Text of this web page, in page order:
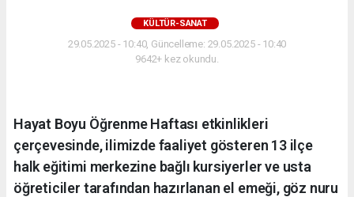
KÜLTÜR-SANAT
29.05.2025 - 10:40, Güncelleme: 29.05.2025 - 10:40
9642+ kez okundu.
Hayat Boyu Öğrenme Haftası etkinlikleri
çerçevesinde, ilimizde faaliyet gösteren 13 ilçe
halk eğitimi merkezine bağlı kursiyerler ve usta
öğreticiler tarafından hazırlanan el emeği, göz nuru